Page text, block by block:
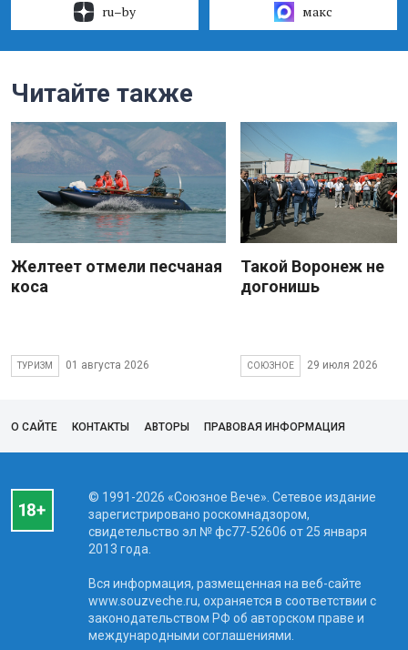
ru–by макс
Читайте также
Желтеет отмели песчаная
коса
ТУРИЗМ 01 августа 2026
Такой Воронеж не
догонишь
СОЮЗНОЕ 29 июля 2026
О САЙТЕ КОНТАКТЫ АВТОРЫ ПРАВОВАЯ ИНФОРМАЦИЯ
© 1991-2026 «Союзное Вече». Сетевое издание
зарегистрировано роскомнадзором,
свидетельство эл № фc77-52606 от 25 января
2013 года.
Вся информация, размещенная на веб-сайте
www.souzveche.ru, охраняется в соответствии с
законодательством РФ об авторском праве и
международными соглашениями.